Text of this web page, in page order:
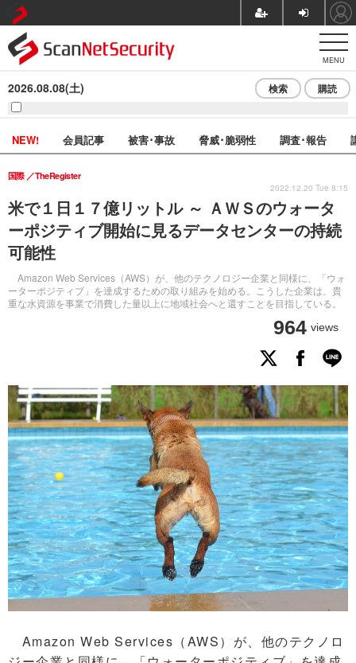
MENU
2026.08.08(土) 検索 購読
NEW! 会員記事 被害･事故 脅威･脆弱性 調査･報告
米で１日１７億リットル ～ ＡＷＳのウォータ
ーポジティブ開始に見るデータセンターの持続
可能性
Amazon Web Services（AWS）が、他のテクノロジー企業と同様に、「ウォ
ーターポジティブ」を達成するための取り組みを始める。こうした企業は、貴
重な水資源を事業で消費した量以上に地域社会へと還すことを目指している。
国際 TheRegister
964 views
2022.12.20 Tue 8:15
Amazon Web Services（AWS）が、他のテクノロ